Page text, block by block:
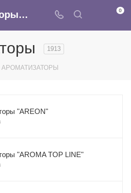
Ароматизаторы - купить оптом в Москве в интернет-магазине Армина 0
1913
АРОМАТИЗАТОРЫ
"AREON"
"AROMA TOP LINE"